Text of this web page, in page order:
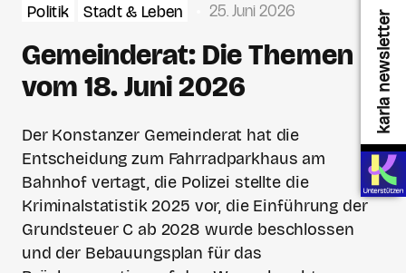
karla newsletter
Politik Stadt & Leben 25. Juni 2026
Gemeinderat: Die Themen
vom 18. Juni 2026
Der Konstanzer Gemeinderat hat die
Entscheidung zum Fahrradparkhaus am
Bahnhof vertagt, die Polizei stellte die
Kriminalstatistik 2025 vor, die Einführung der
Grundsteuer C ab 2028 wurde beschlossen
und der Bebauungsplan für das